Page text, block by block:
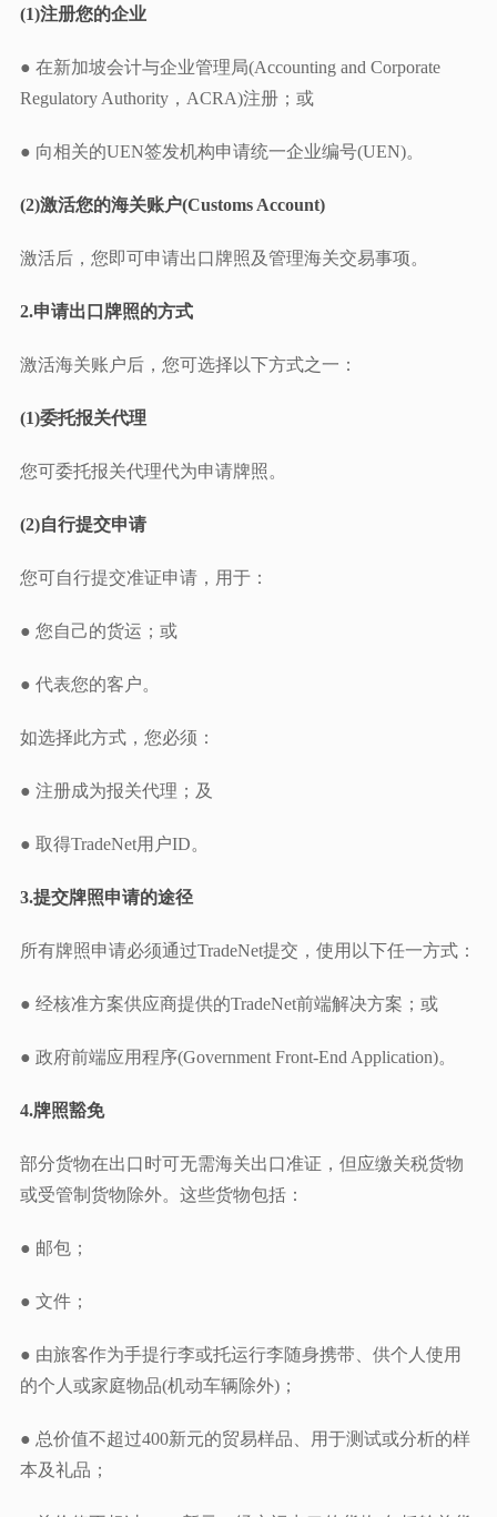
(1)注册您的企业
● 在新加坡会计与企业管理局(Accounting and Corporate
Regulatory Authority，ACRA)注册；或
● 向相关的UEN签发机构申请统一企业编号(UEN)。
(2)激活您的海关账户(Customs Account)
激活后，您即可申请出口牌照及管理海关交易事项。
2.申请出口牌照的方式
激活海关账户后，您可选择以下方式之一：
(1)委托报关代理
您可委托报关代理代为申请牌照。
(2)自行提交申请
您可自行提交准证申请，用于：
● 您自己的货运；或
● 代表您的客户。
如选择此方式，您必须：
● 注册成为报关代理；及
● 取得TradeNet用户ID。
3.提交牌照申请的途径
所有牌照申请必须通过TradeNet提交，使用以下任一方式：
● 经核准方案供应商提供的TradeNet前端解决方案；或
● 政府前端应用程序(Government Front-End Application)。
4.牌照豁免
部分货物在出口时可无需海关出口准证，但应缴关税货物
或受管制货物除外。这些货物包括：
● 邮包；
● 文件；
● 由旅客作为手提行李或托运行李随身携带、供个人使用
的个人或家庭物品(机动车辆除外)；
● 总价值不超过400新元的贸易样品、用于测试或分析的样
本及礼品；